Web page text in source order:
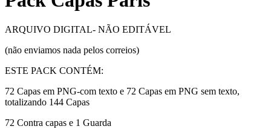
ARQUIVO DIGITAL- NÃO EDITÁVEL
(não enviamos nada pelos correios)
ESTE PACK CONTÉM:
72 Capas em PNG-com texto e 72 Capas em PNG sem texto,
totalizando 144 Capas
72 Contra capas e 1 Guarda